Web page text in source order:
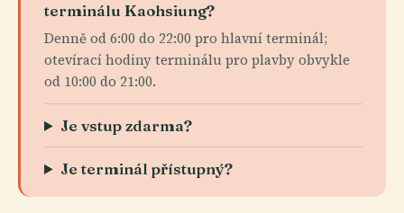
terminálu Kaohsiung?
Denně od 6:00 do 22:00 pro hlavní terminál;
otevírací hodiny terminálu pro plavby obvykle
od 10:00 do 21:00.
Je vstup zdarma?
Je terminál přístupný?